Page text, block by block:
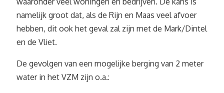
namelijk groot dat, als de Rijn en Maas veel afvoer
hebben, dit ook het geval zal zijn met de Mark/Dintel
en de Vliet.
De gevolgen van een mogelijke berging van 2 meter
water in het VZM zijn o.a.: